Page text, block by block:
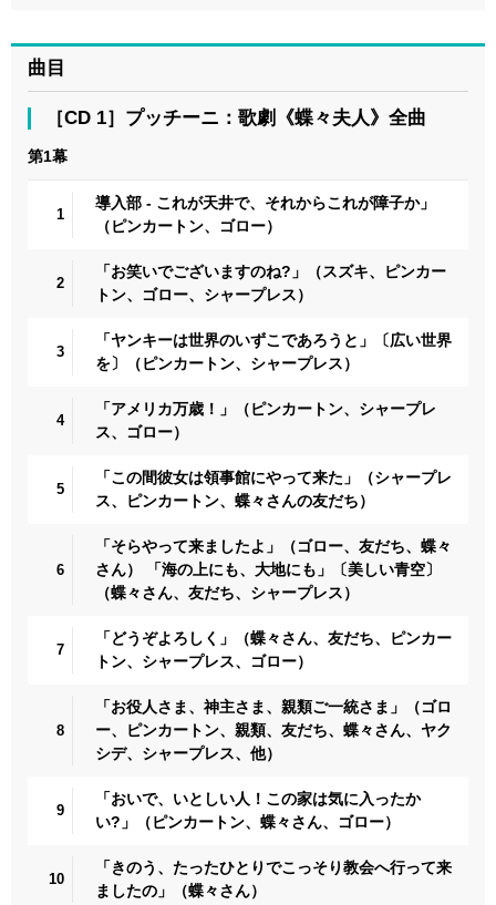
曲目
［CD 1］プッチーニ：歌劇《蝶々夫人》全曲
第1幕
1
導入部 - これが天井で、それからこれが障子か」
（ピンカートン、ゴロー）
2
「お笑いでございますのね?」（スズキ、ピンカー
トン、ゴロー、シャープレス）
3
「ヤンキーは世界のいずこであろうと」〔広い世界
を〕（ピンカートン、シャープレス）
4
「アメリカ万歳！」（ピンカートン、シャープレ
ス、ゴロー）
5
「この間彼女は領事館にやって来た」（シャープレ
ス、ピンカートン、蝶々さんの友だち）
6
「そらやって来ましたよ」（ゴロー、友だち、蝶々
さん） 「海の上にも、大地にも」〔美しい青空〕
（蝶々さん、友だち、シャープレス）
7
「どうぞよろしく」（蝶々さん、友だち、ピンカー
トン、シャープレス、ゴロー）
8
「お役人さま、神主さま、親類ご一統さま」（ゴロ
ー、ピンカートン、親類、友だち、蝶々さん、ヤク
シデ、シャープレス、他）
9
「おいで、いとしい人！この家は気に入ったか
い?」（ピンカートン、蝶々さん、ゴロー）
10
「きのう、たったひとりでこっそり教会へ行って来
ましたの」（蝶々さん）